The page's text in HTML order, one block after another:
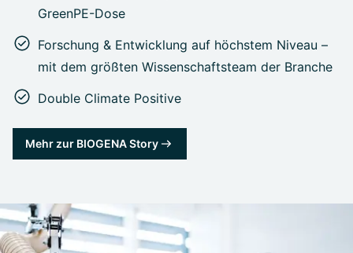
GreenPE-Dose
Forschung & Entwicklung auf höchstem Niveau –
mit dem größten Wissenschaftsteam der Branche
Double Climate Positive
Mehr zur BIOGENA Story